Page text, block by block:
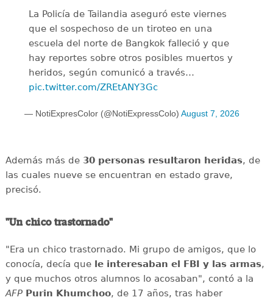
La Policía de Tailandia aseguró este viernes
que el sospechoso de un tiroteo en una
escuela del norte de Bangkok falleció y que
hay reportes sobre otros posibles muertos y
heridos, según comunicó a través…
pic.twitter.com/ZREtANY3Gc
— NotiExpresColor (@NotiExpressColo) August 7, 2026
Además más de 30 personas resultaron heridas, de
las cuales nueve se encuentran en estado grave,
precisó.
"Un chico trastornado"
"Era un chico trastornado. Mi grupo de amigos, que lo
conocía, decía que le interesaban el FBI y las armas,
y que muchos otros alumnos lo acosaban", contó a la
AFP Purin Khumchoo, de 17 años, tras haber